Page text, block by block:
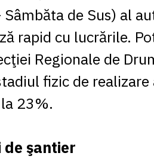
Sâmbăta de Sus) al
rapid cu lucrările.
Regionale de
fizic de
23%.
şantier